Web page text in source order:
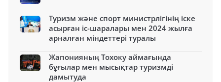
Туризм және спорт министрлігінің іске
асырған іс-шаралары мен 2024 жылға
арналған міндеттері туралы
Жапонияның Тохоку аймағында
бұғылар мен мысықтар туризмді
дамытуда